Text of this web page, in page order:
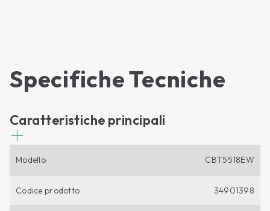
Specifiche Tecniche
Caratteristiche principali
Modello CBT5518EW
Codice prodotto 34901398